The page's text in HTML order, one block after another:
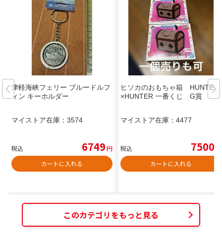
津軽海峡フェリー ブルードルフ
ィン キーホルダー
マイストア在庫： 3574
税込 6749円
カートに入れる
ヒソカのおもちゃ箱 HUNTER
×HUNTER 一番くじ G賞
マイストア在庫： 4477
税込 7500
カートに入れる
このカテゴリをもっと見る